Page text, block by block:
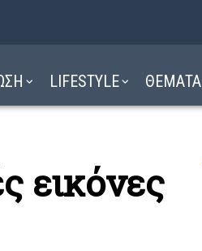
LIFESTYLE ΘΕΜΑΤΑ
εικόνες